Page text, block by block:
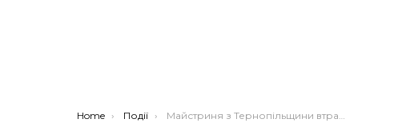
You are here:
Home Події Майстриня з Тернопільщини втратила понад 15 тисяч гривень